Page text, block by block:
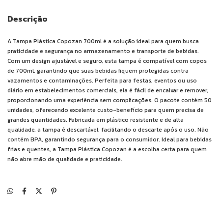
Descrição
A Tampa Plástica Copozan 700ml é a solução ideal para quem busca
praticidade e segurança no armazenamento e transporte de bebidas.
Com um design ajustável e seguro, esta tampa é compatível com copos
de 700ml, garantindo que suas bebidas fiquem protegidas contra
vazamentos e contaminações. Perfeita para festas, eventos ou uso
diário em estabelecimentos comerciais, ela é fácil de encaixar e remover,
proporcionando uma experiência sem complicações. O pacote contém 50
unidades, oferecendo excelente custo-benefício para quem precisa de
grandes quantidades. Fabricada em plástico resistente e de alta
qualidade, a tampa é descartável, facilitando o descarte após o uso. Não
contém BPA, garantindo segurança para o consumidor. Ideal para bebidas
frias e quentes, a Tampa Plástica Copozan é a escolha certa para quem
não abre mão de qualidade e praticidade.